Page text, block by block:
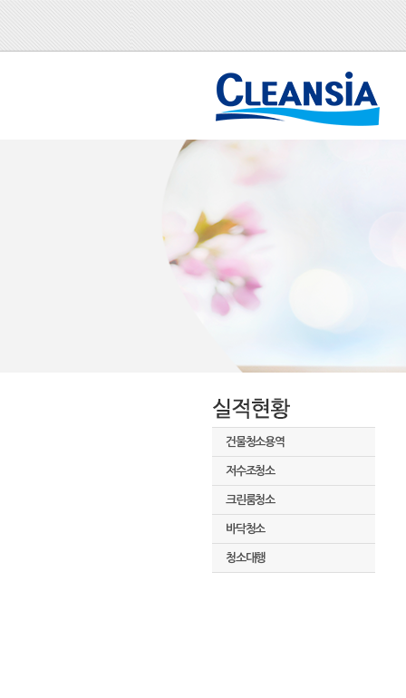
건물청소용역
저수조청소
크린룸청소
바닥청소
청소대행